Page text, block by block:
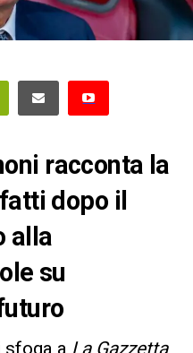
racconta la
dopo il
alla
su
sfoga a La Gazzetta